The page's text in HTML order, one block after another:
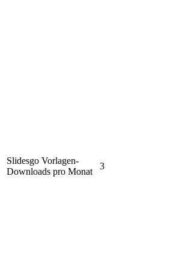
Slidesgo Vorlagen-
Downloads pro Monat
3